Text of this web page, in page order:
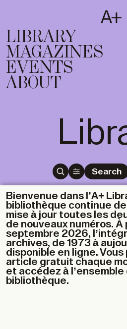
T
EN FR
LIBRARY
MAGAZINES
EVENTS
ABOUT
Search
Bienvenue dans l’A+
bibliothèque continue
mise à jour toutes les
de nouveaux numéros. À
septembre 2026,
archives, de 1973 à
disponible en ligne. Vous
article gratuit chaque
et accédez à l’ensemble
bibliothèque.